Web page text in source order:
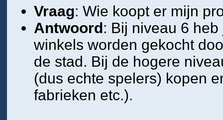
Vraag: Wie koopt er mijn
Antwoord : Bij niveau 6
winkels worden gekocht
de stad. Bij de hogere
(dus echte spelers) kopen
fabrieken etc.).